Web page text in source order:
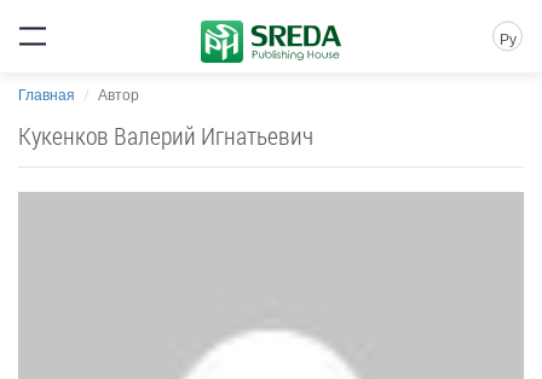
Ру
Главная Автор
Кукенков Валерий Игнатьевич